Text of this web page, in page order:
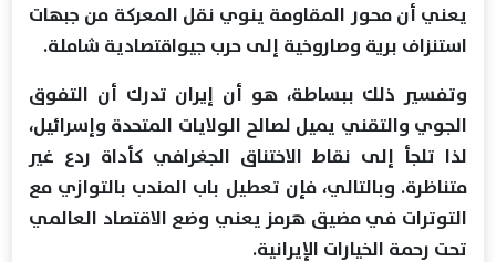
يعني أن محور المقاومة ينوي نقل المعركة من جبهات
استنزاف برية وصاروخية إلى حرب جيواقتصادية شاملة.
وتفسير ذلك ببساطة، هو أن إيران تدرك أن التفوق
الجوي والتقني يميل لصالح الولايات المتحدة وإسرائيل،
لذا تلجأ إلى نقاط الاختناق الجغرافي كأداة ردع غير
متناظرة. وبالتالي، فإن تعطيل باب المندب بالتوازي مع
التوترات في مضيق هرمز يعني وضع الاقتصاد العالمي
تحت رحمة الخيارات الإيرانية.